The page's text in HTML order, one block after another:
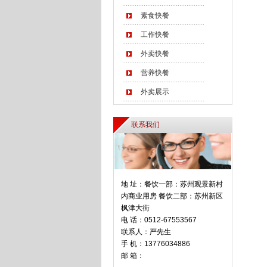
素食快餐
工作快餐
外卖快餐
营养快餐
外卖展示
联系我们
地 址：餐饮一部：苏州观景新村
内商业用房 餐饮二部：苏州新区
枫津大街
电 话：0512-67553567
联系人：严先生
手 机：13776034886
邮 箱：